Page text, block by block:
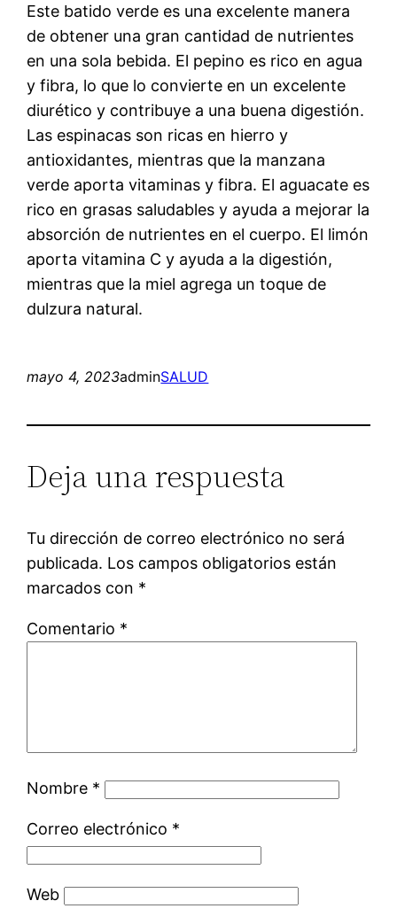
Este batido verde es una excelente manera
de obtener una gran cantidad de nutrientes
en una sola bebida. El pepino es rico en agua
y fibra, lo que lo convierte en un excelente
diurético y contribuye a una buena digestión.
Las espinacas son ricas en hierro y
antioxidantes, mientras que la manzana
verde aporta vitaminas y fibra. El aguacate es
rico en grasas saludables y ayuda a mejorar la
absorción de nutrientes en el cuerpo. El limón
aporta vitamina C y ayuda a la digestión,
mientras que la miel agrega un toque de
dulzura natural.
mayo 4, 2023adminSALUD
Deja una respuesta
Tu dirección de correo electrónico no será
publicada. Los campos obligatorios están
marcados con *
Comentario *
Nombre *
Correo electrónico *
Web